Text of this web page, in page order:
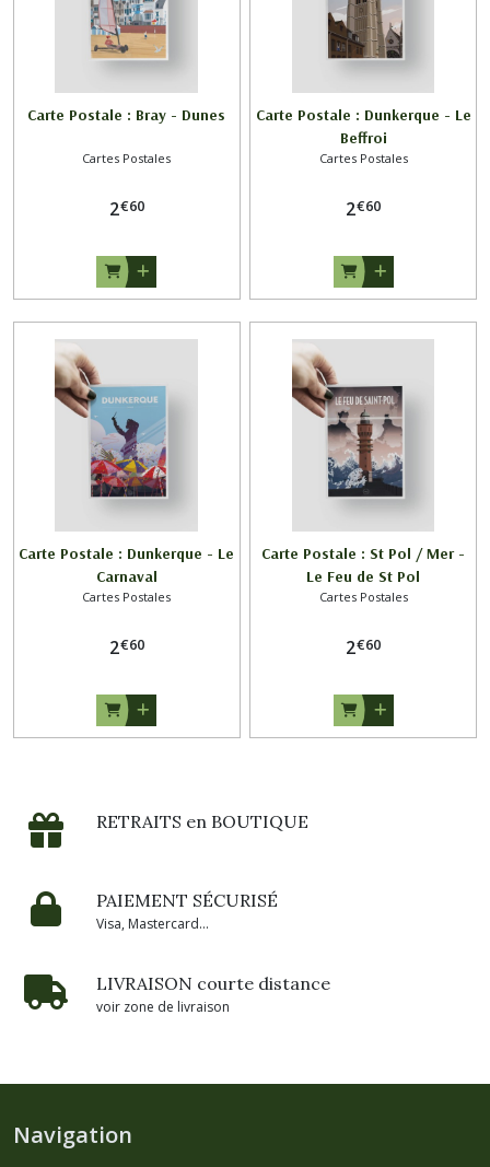
Carte Postale : Bray - Dunes
Cartes Postales
2€60
Carte Postale : Dunkerque - Le
Beffroi
Cartes Postales
2€60
Carte Postale : Dunkerque - Le
Carnaval
Cartes Postales
2€60
Carte Postale : St Pol / Mer -
Le Feu de St Pol
Cartes Postales
2€60
RETRAITS en BOUTIQUE
PAIEMENT SÉCURISÉ
Visa, Mastercard...
LIVRAISON courte distance
voir zone de livraison
Navigation